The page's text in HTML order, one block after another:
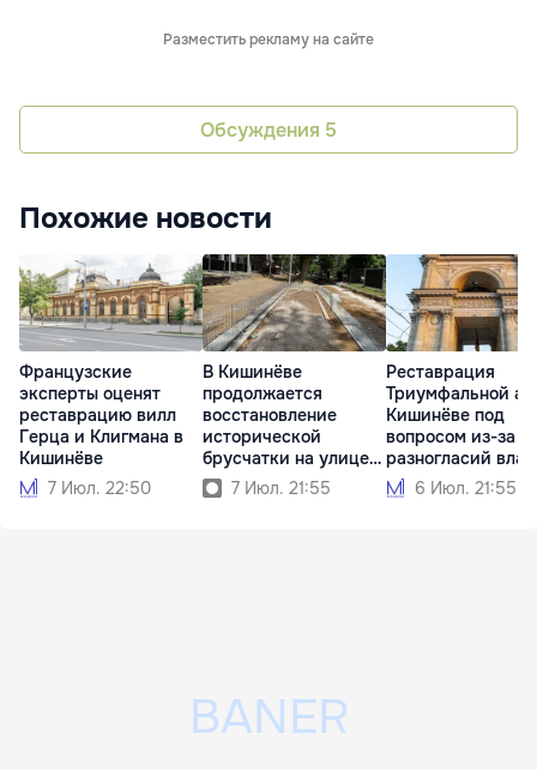
Разместить рекламу на сайте
Обсуждения 5
Похожие новости
Французские
эксперты оценят
реставрацию вилл
Герца и Клигмана в
Кишинёве
7 Июл. 22:50
В Кишинёве
продолжается
восстановление
исторической
брусчатки на улице
31 Августа
7 Июл. 21:55
Реставрация
Триумфальной
Кишинёве под
вопросом из-за
разногласий
6 Июл. 21:55